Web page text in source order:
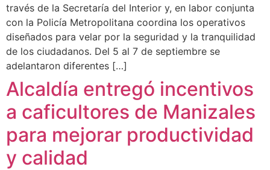
través de la Secretaría del Interior y, en labor conjunta
con la Policía Metropolitana coordina los operativos
diseñados para velar por la seguridad y la tranquilidad
de los ciudadanos. Del 5 al 7 de septiembre se
adelantaron diferentes […]
Alcaldía entregó incentivos
a caficultores de Manizales
para mejorar productividad
y calidad